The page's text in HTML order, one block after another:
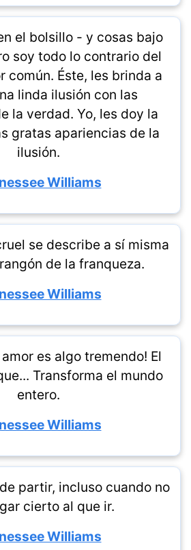
el bolsillo - y cosas bajo
soy todo lo contrario del
común. Éste, les brinda a
linda ilusión con las
la verdad. Yo, les doy la
gratas apariencias de la
ilusión.
Williams
se describe a sí misma
de la franqueza.
Williams
es algo tremendo! El
Transforma el mundo
entero.
Williams
partir, incluso cuando no
cierto al que ir.
Williams